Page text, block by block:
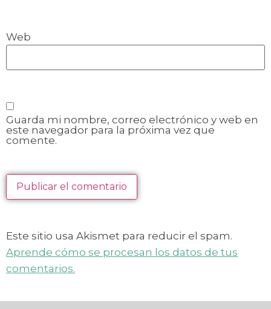
Web
Guarda mi nombre, correo electrónico y web en
este navegador para la próxima vez que
comente.
Este sitio usa Akismet para reducir el spam.
Aprende cómo se procesan los datos de tus
comentarios.